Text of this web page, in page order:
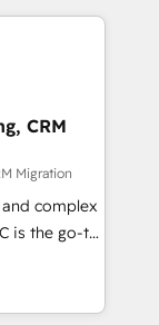
first
sales
to
their
of
Would
125+
CRM
Migration
complex
is the go-to
to
specialize
and